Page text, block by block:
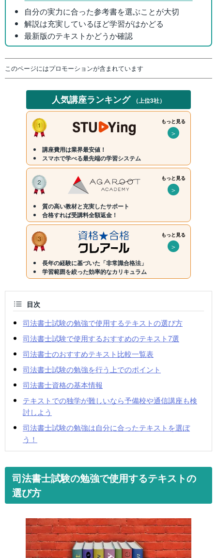
自分の実力に合った参考書を選ぶことが大切
解説は充実しているほど学習がはかどる
最新版のテキストかどうか確認
このページにはプロモーションが含まれています
人気講座ランキング （上位3社）
もっと見る
＞
講座費用は業界最安値！
スマホで学べる最先端の学習システム
もっと見る
＞
質の高い教材と充実したサポート
合格すれば受講料全額返金！
もっと見る
＞
長年の経験に基づいた「非常識合格法」
学習範囲を絞った効率的なカリキュラム
目次
司法書士試験の勉強で使用するテキストの選び方
司法書士試験で使用するおすすめのテキスト7選
司法書士のおすすめテキスト比較一覧表
司法書士試験の勉強を行う上でのポイント
司法書士資格の基本情報
テキストでの独学が難しいなら予備校や通信講座も検
討しよう
司法書士試験の勉強は自分に合ったテキストを選ぼ
う！
司法書士試験の勉強で使用するテキストの
選び方